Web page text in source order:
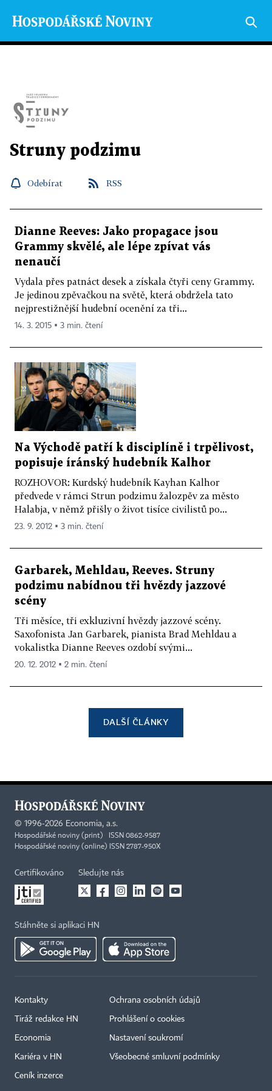
Struny podzimu
Odebírat RSS
Dianne Reeves: Jako propagace jsou
Grammy skvělé, ale lépe zpívat vás
nenaučí
Vydala přes patnáct desek a získala čtyři ceny Grammy.
Je jedinou zpěvačkou na světě, která obdržela tato
nejprestižnější hudební ocenění za tři...
14. 3. 2015 ▪ 3 min. čtení
Na Východě patří k disciplíně i trpělivost,
popisuje íránský hudebník Kalhor
ROZHOVOR: Kurdský hudebník Kayhan Kalhor
předvede v rámci Strun podzimu žalozpěv za město
Halabja, v němž přišly o život tisíce civilistů po...
23. 9. 2012 ▪ 3 min. čtení
Garbarek, Mehldau, Reeves. Struny
podzimu nabídnou tři hvězdy jazzové
scény
Tři měsíce, tři exkluzivní hvězdy jazzové scény.
Saxofonista Jan Garbarek, pianista Brad Mehldau a
vokalistka Dianne Reeves ozdobí svými...
20. 12. 2012 ▪ 2 min. čtení
DALŠÍ ČLÁNKY
© 1996-2026 Economia, a.s.
Hospodářské noviny (print) ISSN 0862-9587
Hospodářské noviny (online) ISSN 2787-950X
Certifikováno Sledujte nás
Stáhněte si aplikaci HN
Kontakty
Tiráž redakce HN
Economia
Kariéra v HN
Ceník inzerce
Ochrana osobních údajů
Prohlášení o cookies
Nastavení soukromí
Všeobecné smluvní podmínky